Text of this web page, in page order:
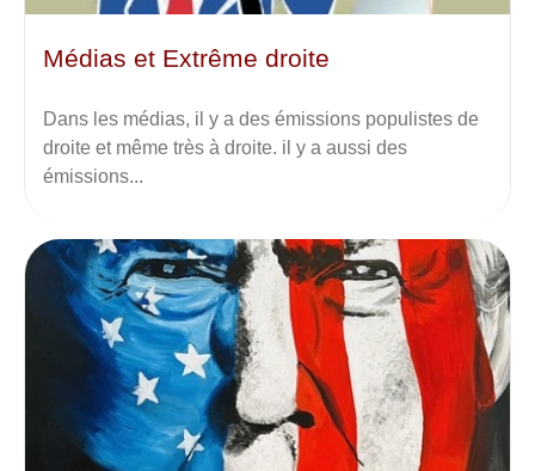
Médias et Extrême droite
Dans les médias, il y a des émissions populistes de
droite et même très à droite. il y a aussi des
émissions...